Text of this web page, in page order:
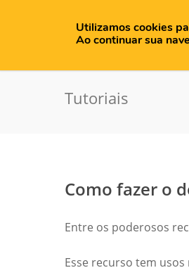
Tutoriais
Como fazer o
Entre os poderosos
Esse recurso tem
Utilizamos cookies
Ao continuar sua